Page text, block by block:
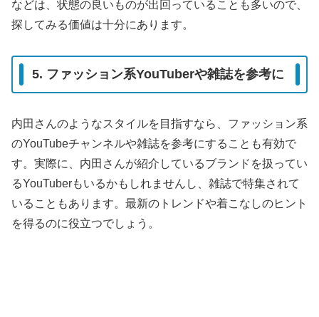
などは、状態の良いものが出回っていることも多いので、
探してみる価値は十分にあります。
5. ファッション系YouTuberや雑誌を参考に
内田さんのようなスタイルを目指すなら、ファッション系
のYouTubeチャンネルや雑誌を参考にすることも有効で
す。実際に、内田さんが紹介しているブランドを扱ってい
るYouTuberもいるかもしれませんし、雑誌で特集されて
いることもあります。最新のトレンドや着こなしのヒント
を得るのに役立つでしょう。